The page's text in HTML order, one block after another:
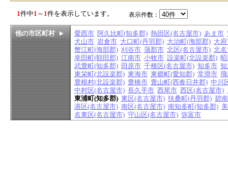
1件中1 ～ 1件を表示しています。 表示件数：
他の市区町村 愛西市 阿久比町(知多郡) 熱田区(名古屋市) あま市
犬山市 岩倉市 大口町(丹羽郡) 大治町(海部郡) 大
蟹江町(海部郡) 刈谷市 蒲郡市 北区(名古屋市) 北
幸田町(額田郡) 江南市 小牧市 設楽町(北設楽郡)
武豊町(知多郡) 田原市 千種区(名古屋市) 知多市
東栄町(北設楽郡) 東海市 東郷町(愛知郡) 常滑市
豊根村(北設楽郡) 豊橋市 豊山町(西春日井郡) 中川
中村区(名古屋市) 長久手市 西尾市 西区(名古屋市)
東浦町(知多郡) 東区(名古屋市) 扶桑町(丹羽郡) 碧
港区(名古屋市) 南区(名古屋市) 南知多町(知多郡)
名東区(名古屋市) 守山区(名古屋市) 弥富市